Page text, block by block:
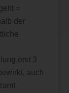
=
der
erst 3
auch